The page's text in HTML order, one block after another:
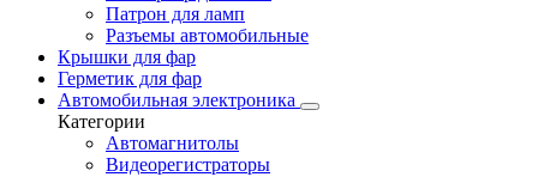
Патрон для ламп
Разъемы автомобильные
Крышки для фар
Герметик для фар
Автомобильная электроника
Категории
Автомагнитолы
Видеорегистраторы